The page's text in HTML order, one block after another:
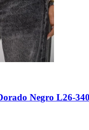
Negro L26-